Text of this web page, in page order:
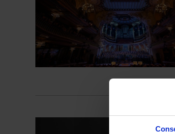
Cor de Cambra
Palau Vincles
Agenda de los coros